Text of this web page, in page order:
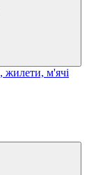
жилети, м'ячі